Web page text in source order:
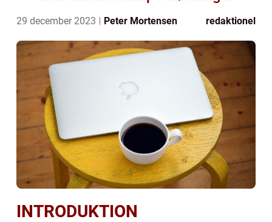
29 december 2023 Peter Mortensen redaktionel
INTRODUKTION